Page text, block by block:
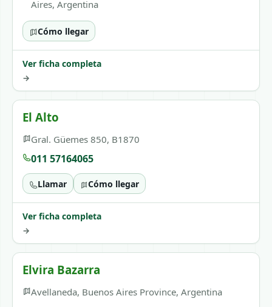
Aires, Argentina
Cómo llegar
Ver ficha completa
→
El Alto
Gral. Güemes 850, B1870
011 57164065
Llamar Cómo llegar
Ver ficha completa
→
Elvira Bazarra
Avellaneda, Buenos Aires Province, Argentina